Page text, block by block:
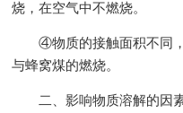
烧，在空气中不燃烧。
④物质的接触面积不同，
与蜂窝煤的燃烧。
二、影响物质溶解的因素